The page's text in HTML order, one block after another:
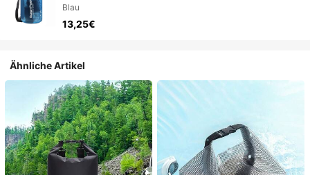
Kayaking,Boating,Canoeing,Rafting,Hiking,Camping BluePink
Outdoor Green Boater Protection
Blau
13,25€
Ähnliche Artikel